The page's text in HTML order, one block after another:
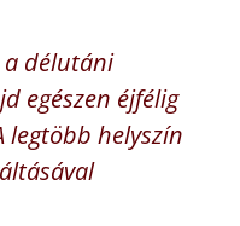
a délutáni
egészen éjfélig
legtöbb helyszín